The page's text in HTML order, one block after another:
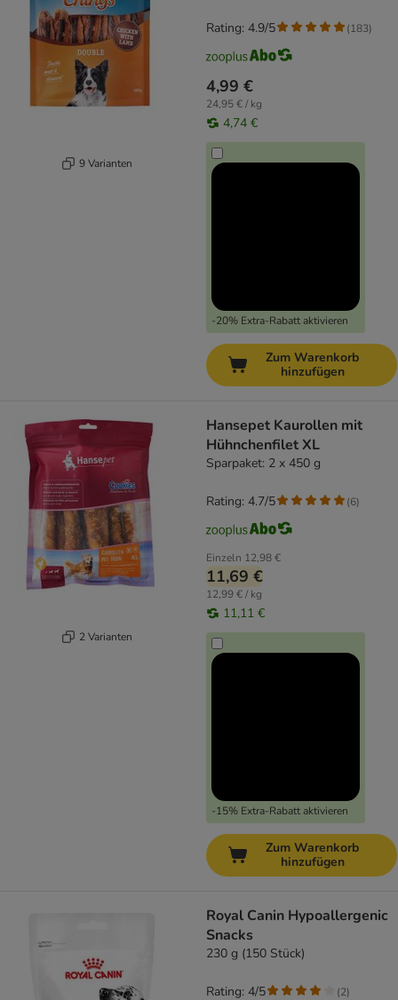
9 Varianten
4,99 €
24,95 € / kg
4,74 €
-20% Extra-Rabatt aktivieren
Rating: 4.9/5 (183)
Zum Warenkorb
hinzufügen
2 Varianten
Hansepet Kaurollen mit
Hühnchenfilet XL
Sparpaket: 2 x 450 g
Einzeln 12,98 €
11,69 €
12,99 € / kg
11,11 €
-15% Extra-Rabatt aktivieren
Rating: 4.7/5 (6)
Zum Warenkorb
hinzufügen
Royal Canin Hypoallergenic
Snacks
230 g (150 Stück)
Rating: 4/5 (2)